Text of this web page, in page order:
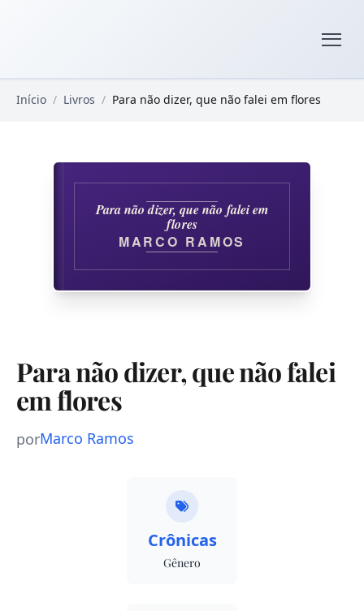
Início / Livros / Para não dizer, que não falei em flores
Para não dizer, que não falei em
flores
MARCO RAMOS
Para não dizer, que não falei
em flores
porMarco Ramos
Crônicas
Gênero